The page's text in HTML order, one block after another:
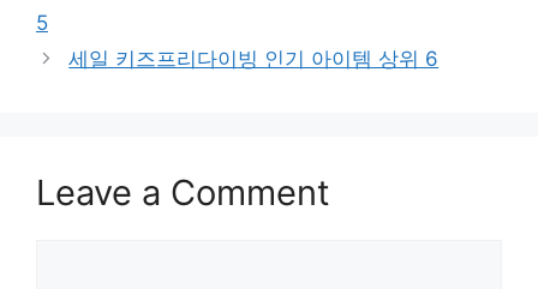
5
세일 키즈프리다이빙 인기 아이템 상위 6
Leave a Comment